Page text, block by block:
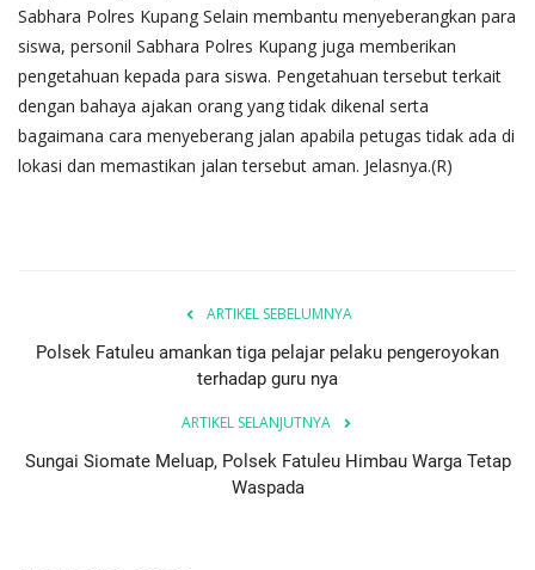
Sabhara Polres Kupang Selain membantu menyeberangkan para
siswa, personil Sabhara Polres Kupang juga memberikan
pengetahuan kepada para siswa. Pengetahuan tersebut terkait
dengan bahaya ajakan orang yang tidak dikenal serta
bagaimana cara menyeberang jalan apabila petugas tidak ada di
lokasi dan memastikan jalan tersebut aman. Jelasnya.(R)
ARTIKEL SEBELUMNYA
Polsek Fatuleu amankan tiga pelajar pelaku pengeroyokan
terhadap guru nya
ARTIKEL SELANJUTNYA
Sungai Siomate Meluap, Polsek Fatuleu Himbau Warga Tetap
Waspada